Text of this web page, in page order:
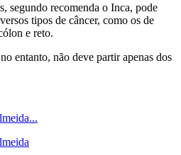
segundo recomenda o Inca, pode
tipos de câncer, como os de
e reto.
entanto, não deve partir apenas dos